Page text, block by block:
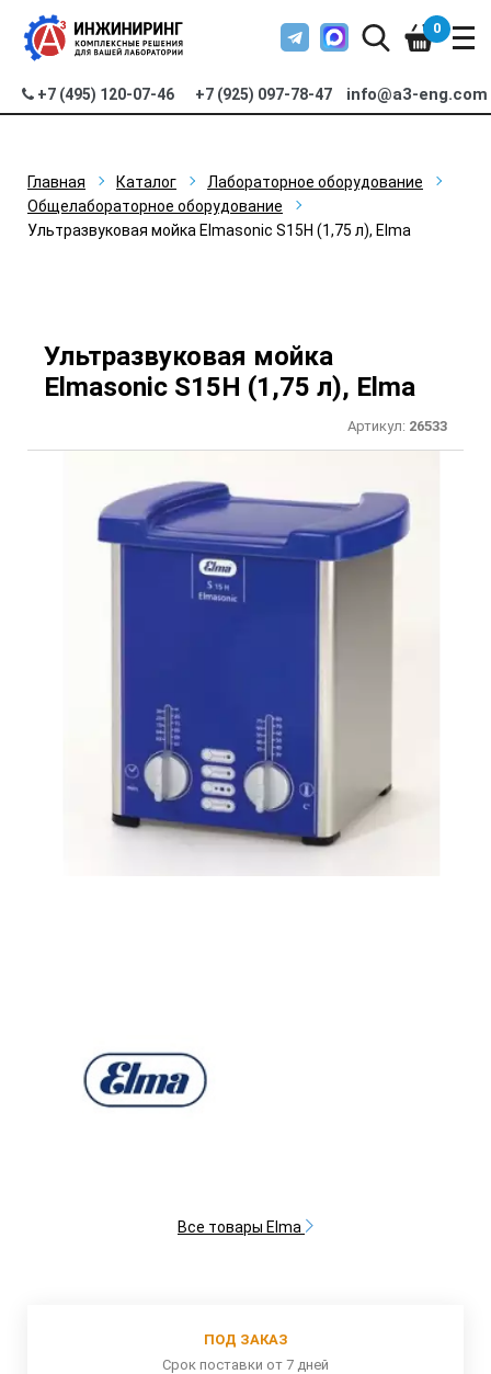
+7 (495) 120-07-46 +7 (925) 097-78-47 info@a3-eng.com
0
Главная Каталог
Лабораторное оборудование
Общелабораторное оборудование
Ультразвуковая мойка Elmasonic S15H (1,75 л), Elma
Ультразвуковая мойка
Elmasonic S15H (1,75 л), Elma
Артикул: 26533
Все товары Elma
ПОД ЗАКАЗ
Срок поставки от 7 дней